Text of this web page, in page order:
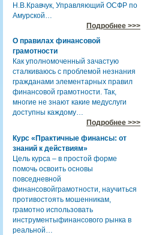
Н.В.Кравчук, Управляющий ОСФР по
Амурской…
Подробнее >>>
О правилах финансовой
грамотности
Как уполномоченный зачастую
сталкиваюсь с проблемой незнания
гражданами элементарных правил
финансовой грамотности. Так,
многие не знают какие медуслуги
доступны каждому…
Подробнее >>>
Курс «Практичные финансы: от
знаний к действиям»
Цель курса – в простой форме
помочь освоить основы
повседневной
финансовойграмотности, научиться
противостоять мошенникам,
грамотно использовать
инструментыфинансового рынка в
реальной…